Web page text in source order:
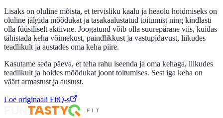
Lisaks on oluline mõista, et tervisliku kaalu ja heaolu hoidmiseks on
oluline jälgida mõõdukat ja tasakaalustatud toitumist ning kindlasti
olla füüsiliselt aktiivne. Joogatund võib olla suurepärane viis, kuidas
tähistada keha võimekust, paindlikkust ja vastupidavust, liikudes
teadlikult ja austades oma keha piire.
Kasutame seda päeva, et teha rahu iseenda ja oma kehaga, liikudes
teadlikult ja hoides mõõdukat joont toitumises. Sest iga keha on
väärt armastust ja austust.
Loe originaali FitQ-s
TASTY FIT